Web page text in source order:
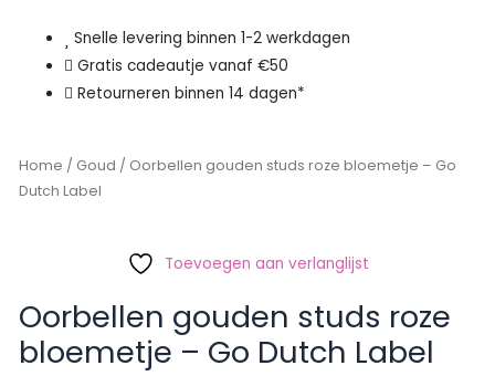
Snelle levering binnen 1-2 werkdagen
Gratis cadeautje vanaf €50
Retourneren binnen 14 dagen*
Home / Goud / Oorbellen gouden studs roze bloemetje – Go
Dutch Label
Toevoegen aan verlanglijst
Oorbellen gouden studs roze
bloemetje – Go Dutch Label